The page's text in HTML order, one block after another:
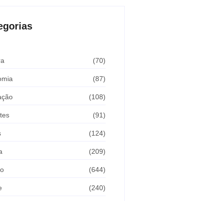
(70)
(87)
(108)
(91)
(124)
(209)
(644)
(240)